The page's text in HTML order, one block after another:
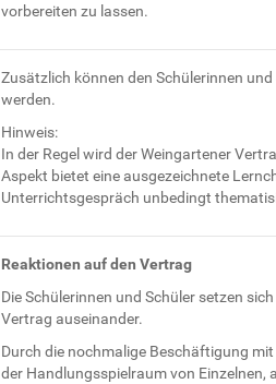
vorbereiten zu lassen.
Zusätzlich können den Schülerinnen
werden.
Hinweis:
In der Regel wird der Weingartener
Aspekt bietet eine ausgezeichnete
Unterrichtsgespräch unbedingt
Reaktionen auf den Vertrag
Die Schülerinnen und Schüler setzen
Vertrag auseinander.
Durch die nochmalige Beschäftigung
der Handlungsspielraum von Einzelnen,